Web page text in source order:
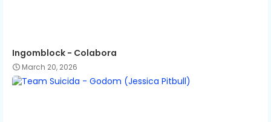
Ingomblock - Colabora
March 20, 2026